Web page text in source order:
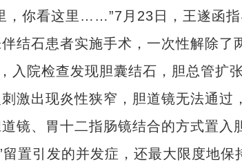
你看这里……”7月23日，王遂函指
结石患者实施手术，一次性解除了
院检查发现胆囊结石，胆总管扩
激出现炎性狭窄，胆道镜无法通过
镜、胃十二指肠镜结合的方式置入
置引发的并发症，还最大限度地保